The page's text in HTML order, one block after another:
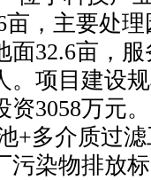
，主要处
32.6亩，
。项目建设
3058万元。
+多介质过
污染物排放